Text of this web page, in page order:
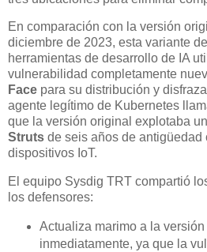
En comparación con la versión
diciembre de 2023, esta variante
herramientas de desarrollo de IA
vulnerabilidad completamente
Face para su distribución y
agente legítimo de Kubernetes
que la versión original explotaba
Struts de seis años de
dispositivos IoT.
El equipo Sysdig TRT compartió
los defensores:
Actualiza marimo a la versión
inmediatamente, ya que la